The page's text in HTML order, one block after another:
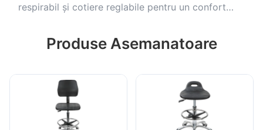
respirabil și cotiere reglabile pentru un confort
Produse Asemanatoare